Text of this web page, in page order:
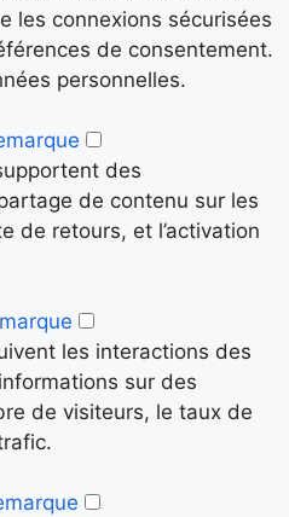
les connexions sécurisées
de consentement.
personnelles.
des
de contenu sur les
de retours, et l’activation
les interactions des
sur des
de visiteurs, le taux de